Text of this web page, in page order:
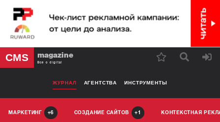
CMS magazine
Все о digital
ЖУРНАЛ АГЕНТСТВА ИНСТРУМЕНТЫ
МАРКЕТИНГ 6 СОЗДАНИЕ САЙТОВ 1 КОНТЕКСТНАЯ